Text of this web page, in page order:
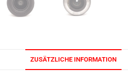
ZUSÄTZLICHE INFORMATION